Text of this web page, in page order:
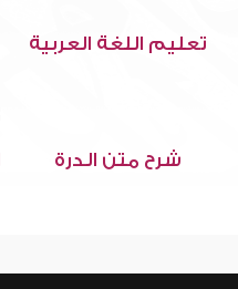
تعليم اللغة العربية
شرح متن الدرة